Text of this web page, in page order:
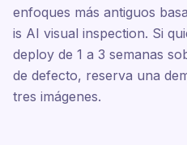
enfoques más antiguos
is AI visual inspection. Si
deploy de 1 a 3 semanas
de defecto, reserva una
tres imágenes.